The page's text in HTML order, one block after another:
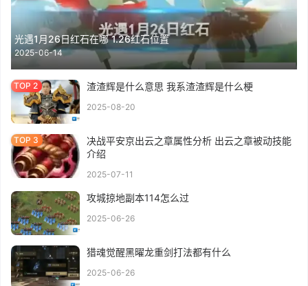
光遇1月26日红石在哪 1.26红石位置
2025-06-14
渣渣辉是什么意思 我系渣渣辉是什么梗
2025-08-20
决战平安京出云之章属性分析 出云之章被动技能
介绍
2025-07-11
攻城掠地副本114怎么过
2025-06-26
猎魂觉醒黑曜龙重剑打法都有什么
2025-06-26